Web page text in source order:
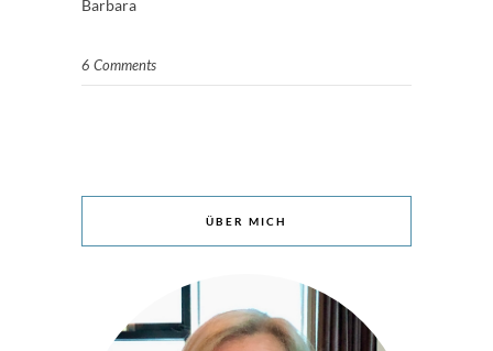
Barbara
6 Comments
ÜBER MICH